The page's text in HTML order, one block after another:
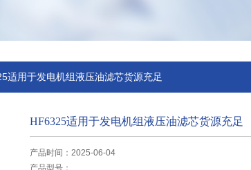
适用于发电机组液压油滤芯货源充足
HF6325适用于发电机组液压油滤芯货源充足
产品时间：2025-06-04
产品型号：